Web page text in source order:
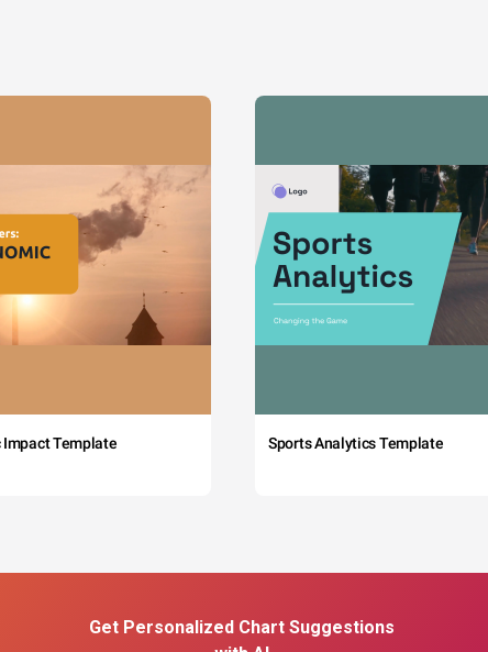
Impact Template Sports Analytics Template
Get Personalized Chart Suggestions